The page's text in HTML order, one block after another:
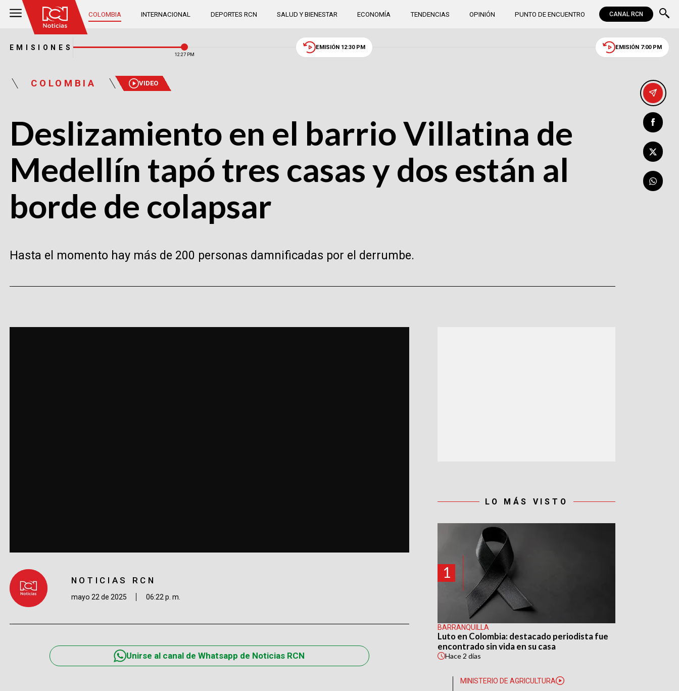
COLOMBIA INTERNACIONAL DEPORTES RCN SALUD Y BIENESTAR ECONOMÍA TENDENCIAS OPINIÓN PUNTO DE ENCUENTRO CANAL RCN
EMISIONES
12:27 PM
EMISIÓN 12:30 PM EMISIÓN 7:00 PM
COLOMBIA VIDEO
Deslizamiento en el barrio Villatina de
Medellín tapó tres casas y dos están al
borde de colapsar
Hasta el momento hay más de 200 personas damnificadas por el derrumbe.
NOTICIAS RCN
mayo 22 de 2025 06:22 p. m.
Unirse al canal de Whatsapp de Noticias RCN
LO MÁS VISTO
1
BARRANQUILLA
Luto en Colombia: destacado periodista fue
encontrado sin vida en su casa
Hace2 días
MINISTERIO DE AGRICULTURA